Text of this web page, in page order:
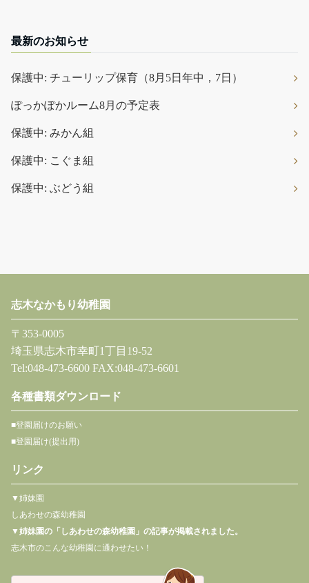
最新のお知らせ
保護中: チューリップ保育（8月5日年中，7日）
ぽっかぽかルーム8月の予定表
保護中: みかん組
保護中: こぐま組
保護中: ぶどう組
志木なかもり幼稚園
〒353-0005
埼玉県志木市幸町1丁目19-52
Tel:048-473-6600 FAX:048-473-6601
各種書類ダウンロード
■登園届けのお願い
■登園届け(提出用)
リンク
▼姉妹園
しあわせの森幼稚園
▼姉妹園の「しあわせの森幼稚園」の記事が掲載されました。
志木市のこんな幼稚園に通わせたい！